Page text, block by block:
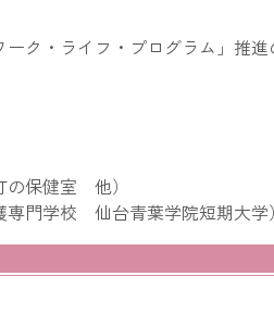
ク・ライフ・プログラム」推
の保健室 他）
門学校 仙台青葉学院短期大学）